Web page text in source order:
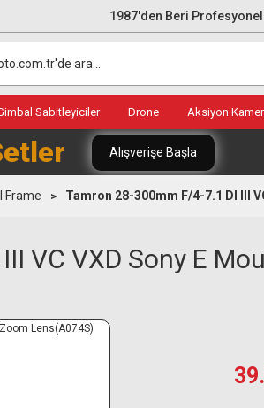
1987'den Beri
Sabitleyiciler Drone Aksiyon
Alışverişe Başla
Frame Tamron 28-300mm F/4-7.1 DI III
VC VXD Sony E